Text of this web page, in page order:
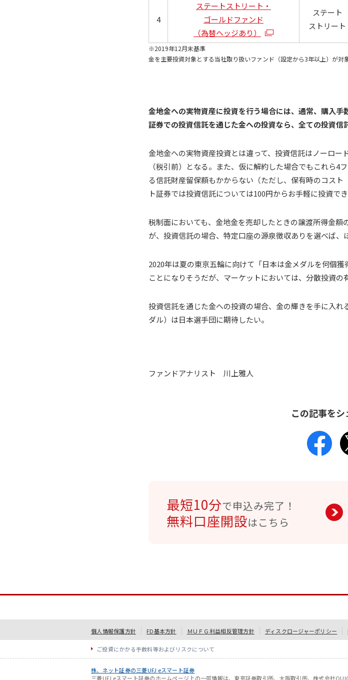
4
ステートストリート・
ゴールドファンド
（為替ヘッジあり）
ステート
ストリート
※2019年12月末基準
金を主要投資対象とする当社取り扱いファンド（設定から3年以上）が対
金地金への実物資産に投資を行う場合には、通常、購入
証券での投資信託を通じた金への投資なら、全ての投資信
金地金への実物資産投資とは違って、投資信託はノーロ
（税引前）となる。また、仮に解約した場合でもこれら
る信託財産留保額もかからない（ただし、保有時のコス
ト証券では投資信託については100円からお手軽に投資で
税制面においても、金地金を売却したときの譲渡所得金
が、投資信託の場合、特定口座の源泉徴収ありを選べば、
2020年は夏の東京五輪に向けて「日本は金メダルを何個
ことになりそうだが、マーケットにおいては、分散投資の
投資信託を通じた金への投資の場合、金の輝きを手に入
ダル）は日本選手団に期待したい。
ファンドアナリスト 川上雅人
この記事をシ
最短10分で申込み完了！
無料口座開設はこちら
個人情報保護方針 FD基本方針 ＭＵＦＧ利益相反管理方針 ディスクロージャーポリシー
ご投資にかかる手数料等およびリスクについて
株、ネット証券の三菱UFJ eスマート証券
三菱UFJ eスマート証券のホームページ上の一部情報は、東京証券取引所、大阪取引所、株式会社